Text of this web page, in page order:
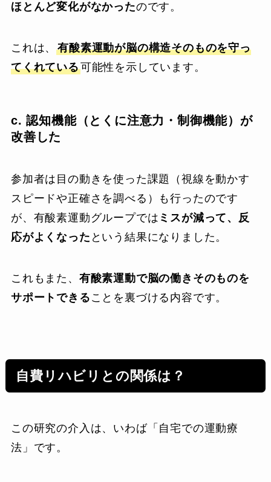
ほとんど変化がなかったのです。
これは、有酸素運動が脳の構造そのものを守っ
てくれている可能性を示しています。
c. 認知機能（とくに注意力・制御機能）が
改善した
参加者は目の動きを使った課題（視線を動かす
スピードや正確さを調べる）も行ったのです
が、有酸素運動グループでは ミスが減って、反
応がよくなった という結果になりました。
これもまた、 有酸素運動で脳の働きそのものを
サポートできる ことを裏づける内容です。
自費リハビリとの関係は？
この研究の介入は、いわば「自宅での運動療
法」です。